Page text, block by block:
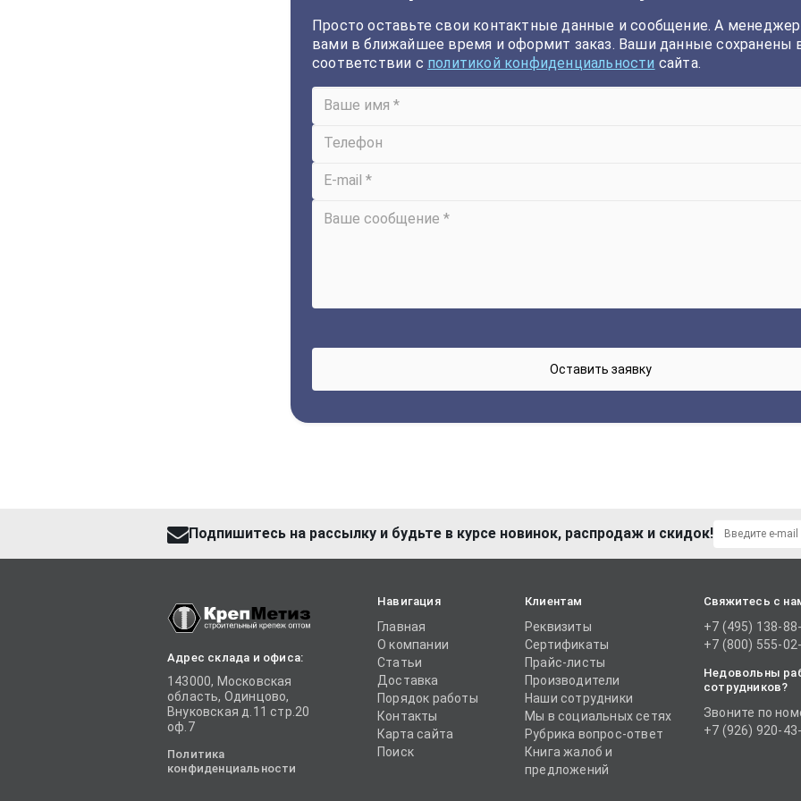
Просто оставьте свои контактные данные и сообщение. А
вами в ближайшее время и оформит заказ. Ваши данные сохранены
соответствии с политикой конфиденциальности сайта.
Подпишитесь на рассылку и будьте в курсе новинок, распродаж и скидок!
Адрес склада и офиса:
143000, Московская
область, Одинцово,
Внуковская д.11 стр.20
оф.7
Политика
конфиденциальности
Навигация
Главная
О компании
Статьи
Доставка
Порядок работы
Контакты
Карта сайта
Поиск
Клиентам
Реквизиты
Сертификаты
Прайс-листы
Производители
Наши сотрудники
Мы в социальных сетях
Рубрика вопрос-ответ
Книга жалоб и
предложений
Свяжитесь с
+7 (495) 138-
+7 (800) 555-
Недовольны
сотрудников?
Звоните по
+7 (926) 920-